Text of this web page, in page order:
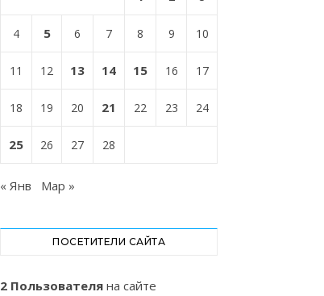
4 5 6 7 8 9 10
11 12 13 14 15 16 17
18 19 20 21 22 23 24
25 26 27 28
« Янв Мар »
ПОСЕТИТЕЛИ САЙТА
2 Пользователя на сайте